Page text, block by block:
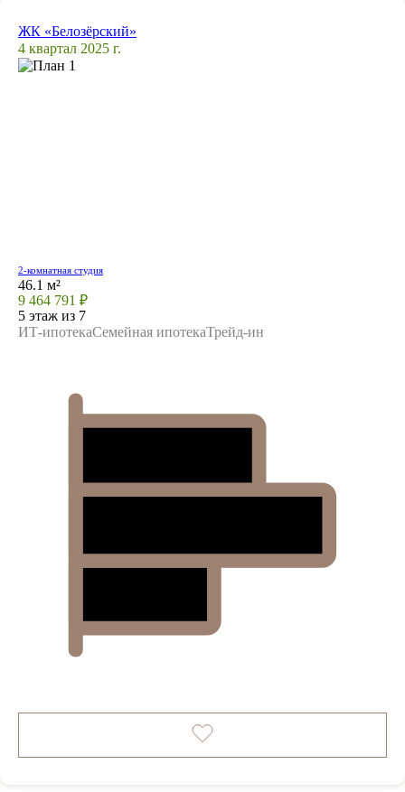
ЖК «Белозёрский»
4 квартал 2025 г.
2-комнатная студия
46.1 м²
9 464 791 ₽
5 этаж из 7
ИТ-ипотекаСемейная ипотекаТрейд-ин